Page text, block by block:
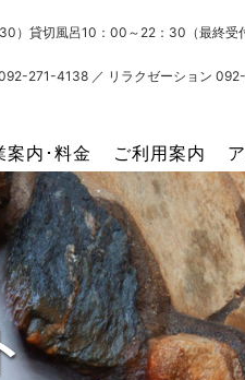
貸切風呂10：00～22：30（最終受
271-4138 ／ リラクゼーション
案内･料金 ご利用案内